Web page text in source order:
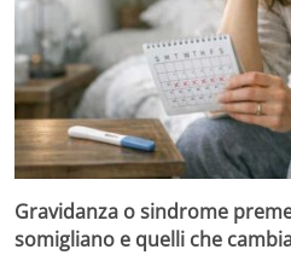
Gravidanza o sindrome
somigliano e quelli che